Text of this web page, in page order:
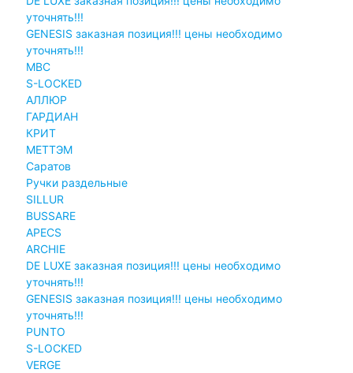
уточнять!!!
GENESIS заказная позиция!!! цены необходимо
уточнять!!!
MBC
S-LOCKED
АЛЛЮР
ГАРДИАН
КРИТ
МЕТТЭМ
Саратов
Ручки раздельные
SILLUR
BUSSARE
APECS
ARCHIE
DE LUXE заказная позиция!!! цены необходимо
уточнять!!!
GENESIS заказная позиция!!! цены необходимо
уточнять!!!
PUNTO
S-LOCKED
VERGE